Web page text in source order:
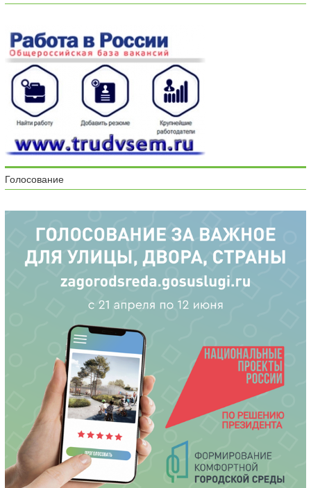
Голосование